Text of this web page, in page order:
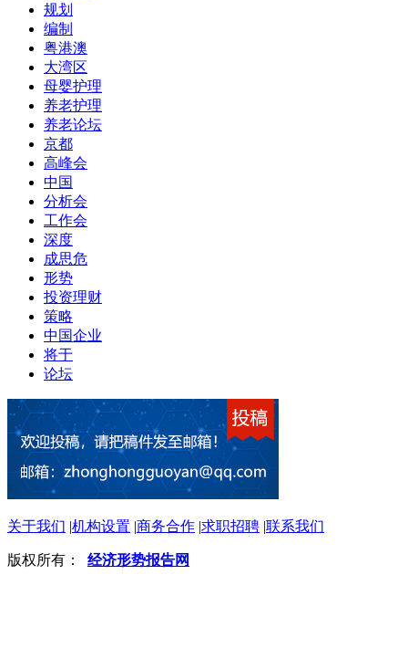
规划
编制
粤港澳
大湾区
母婴护理
养老护理
养老论坛
京都
高峰会
中国
分析会
工作会
深度
成思危
形势
投资理财
策略
中国企业
将于
论坛
关于我们 |机构设置 |商务合作 |求职招聘 |联系我们
版权所有： 经济形势报告网